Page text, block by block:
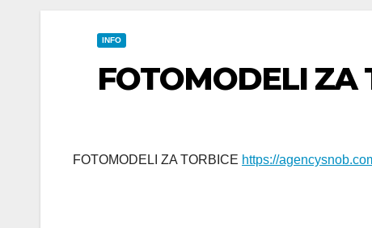
INFO
FOTOMODELI ZA
FOTOMODELI ZA TORBICE https://